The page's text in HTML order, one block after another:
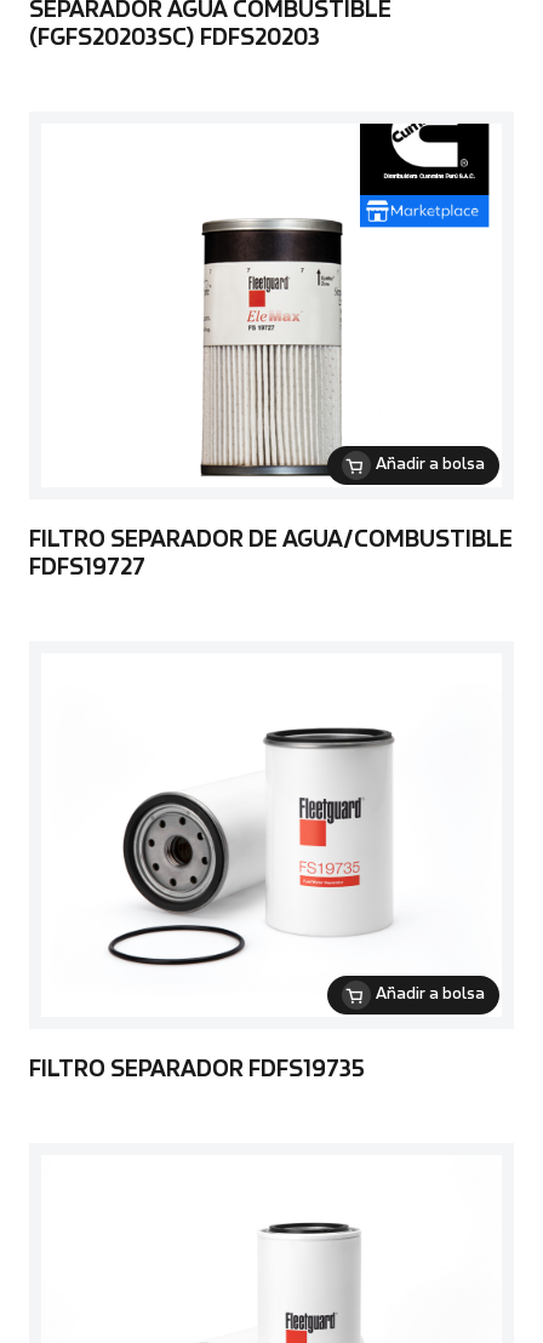
SEPARADOR AGUA COMBUSTIBLE
(FGFS20203SC) FDFS20203
Añadir a bolsa
FILTRO SEPARADOR DE AGUA/COMBUSTIBLE
FDFS19727
Añadir a bolsa
FILTRO SEPARADOR FDFS19735